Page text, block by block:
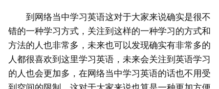
到网络当中学习英语这对于大家来说确实是很不
错的一种学习方式，关注到这样的一种学习的方式和
方法的人也非常多，未来也可以发现确实有非常多的
人都很喜欢到这里学习英语，未来会关注到英语学习
的人也会更加多，在网络当中学习英语的话也不用受